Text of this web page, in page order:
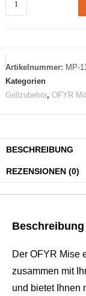
Artikelnummer: MP-
Kategorien
Grillzubehör, OFYR
BESCHREIBUNG
REZENSIONEN (0)
Beschreibung
Der OFYR Mise
zusammen mit
und bietet Ihnen